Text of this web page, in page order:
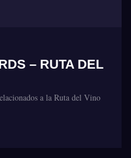
– RUTA DEL
a la Ruta del Vino